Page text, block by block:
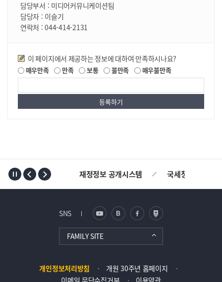
담당부서 : 미디어커뮤니케이션팀
담당자 : 이슬기
연락처 :044-414-2131
만족도조사
이 페이지에서 제공하는 정보에 대하여 만족하시나요?
매우만족 만족 보통 불만족 매우불만족
재정정보 공개시스템 국세청
SNS
FAMILY SITE
개인정보처리방침
개원 30주년 홈페이지